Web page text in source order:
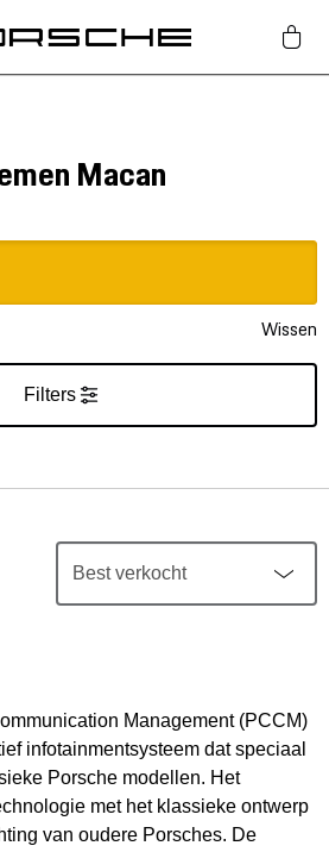
Macan
Wissen
Filters
Management (PCCM)
infotainmentsysteem dat speciaal
Porsche modellen. Het
met het klassieke ontwerp
van oudere Porsches. De